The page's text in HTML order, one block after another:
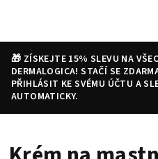
🎁 ZÍSKEJTE 15% SLEVU NA
DERMALOGICA! STAČÍ SE
PŘIHLÁSIT KE SVÉMU ÚČTU A
AUTOMATICKY.